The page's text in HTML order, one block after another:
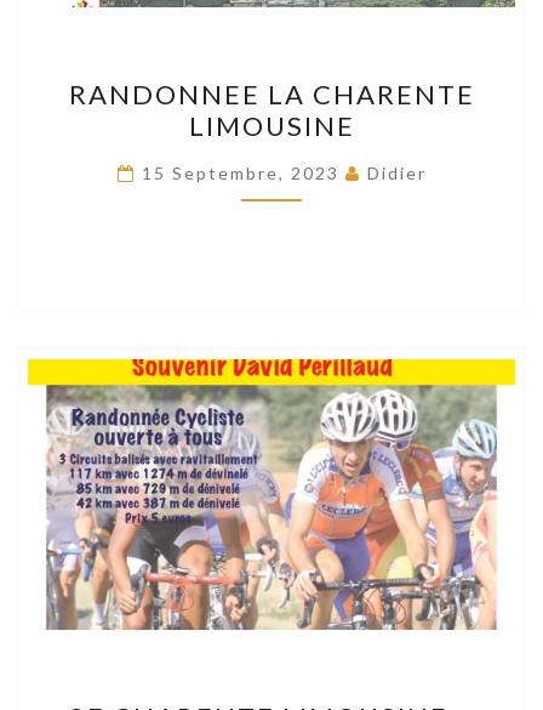
LA
CHARENTE
LIMOUSINE
RANDONNEE LA CHARENTE
LIMOUSINE
15 Septembre, 2023 Didier